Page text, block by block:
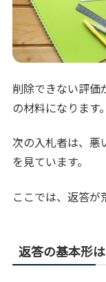
削除できない評価
の材料になります。
次の入札者は、悪
を見ています。
ここでは、返答が
返答の基本形